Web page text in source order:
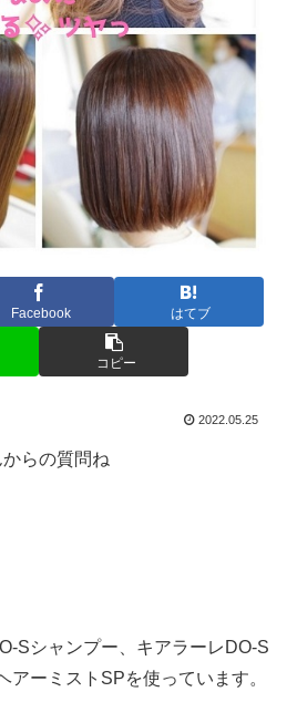
Facebook はてブ
コピー
2022.05.25
らの質問ね
Sシャンプー、キアラーレDO-S
アーミストSPを使っています。